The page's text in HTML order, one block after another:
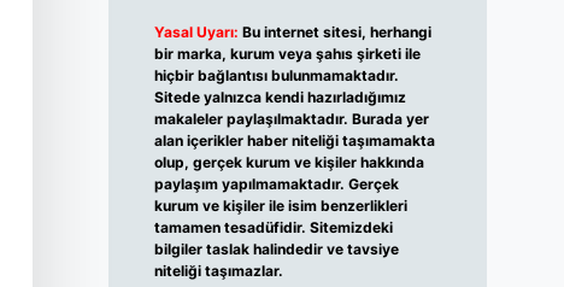
Yasal Uyarı: Bu internet sitesi, herhangi
bir marka, kurum veya şahıs şirketi ile
hiçbir bağlantısı bulunmamaktadır.
Sitede yalnızca kendi hazırladığımız
makaleler paylaşılmaktadır. Burada yer
alan içerikler haber niteliği taşımamakta
olup, gerçek kurum ve kişiler hakkında
paylaşım yapılmamaktadır. Gerçek
kurum ve kişiler ile isim benzerlikleri
tamamen tesadüfidir. Sitemizdeki
bilgiler taslak halindedir ve tavsiye
niteliği taşımazlar.